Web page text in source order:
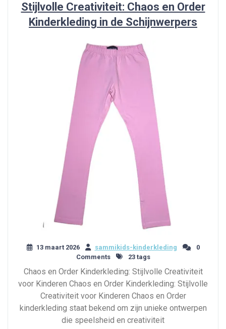
Stijlvolle Creativiteit: Chaos en Order
Kinderkleding in de Schijnwerpers
13 maart 2026 sammikids-kinderkleding
0
Comments
23 tags
Chaos en Order Kinderkleding: Stijlvolle Creativiteit
voor Kinderen Chaos en Order Kinderkleding: Stijlvolle
Creativiteit voor Kinderen Chaos en Order
kinderkleding staat bekend om zijn unieke ontwerpen
die speelsheid en creativiteit